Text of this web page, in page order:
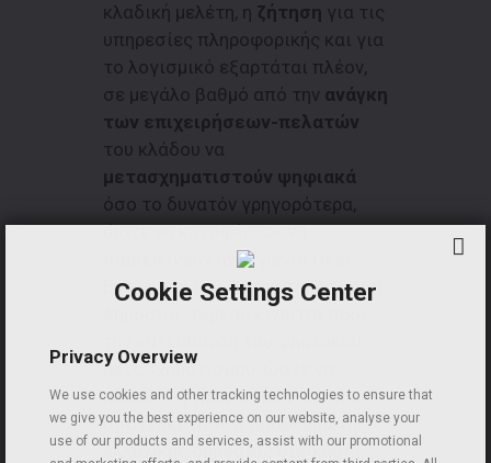
κλαδική μελέτη, η ζήτηση για τις
υπηρεσίες πληροφορικής και για
το λογισμικό εξαρτάται πλέον,
σε μεγάλο βαθμό από την ανάγκη
των επιχειρήσεων-πελατών
του κλάδου να
μετασχηματιστούν ψηφιακά
όσο το δυνατόν γρηγορότερα,
ώστε να καταφέρουν να
παραμείνουν ανταγωνιστικές.
Εκτός του ιδιωτικού τομέα και ο
μετασχηματισμού, ώστε να
μειωθεί η γραφειοκρατία, που
αποτελεί χρόνιο πρόβλημα της
ελληνικής δημόσιας διοίκησης
Cookie Settings Center
Privacy Overview
We use cookies and other tracking technologies to ensure that
we give you the best experience on our website, analyse your
use of our products and services, assist with our promotional